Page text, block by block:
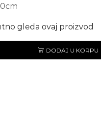
gleda ovaj proizvod
DODAJ U KORPU